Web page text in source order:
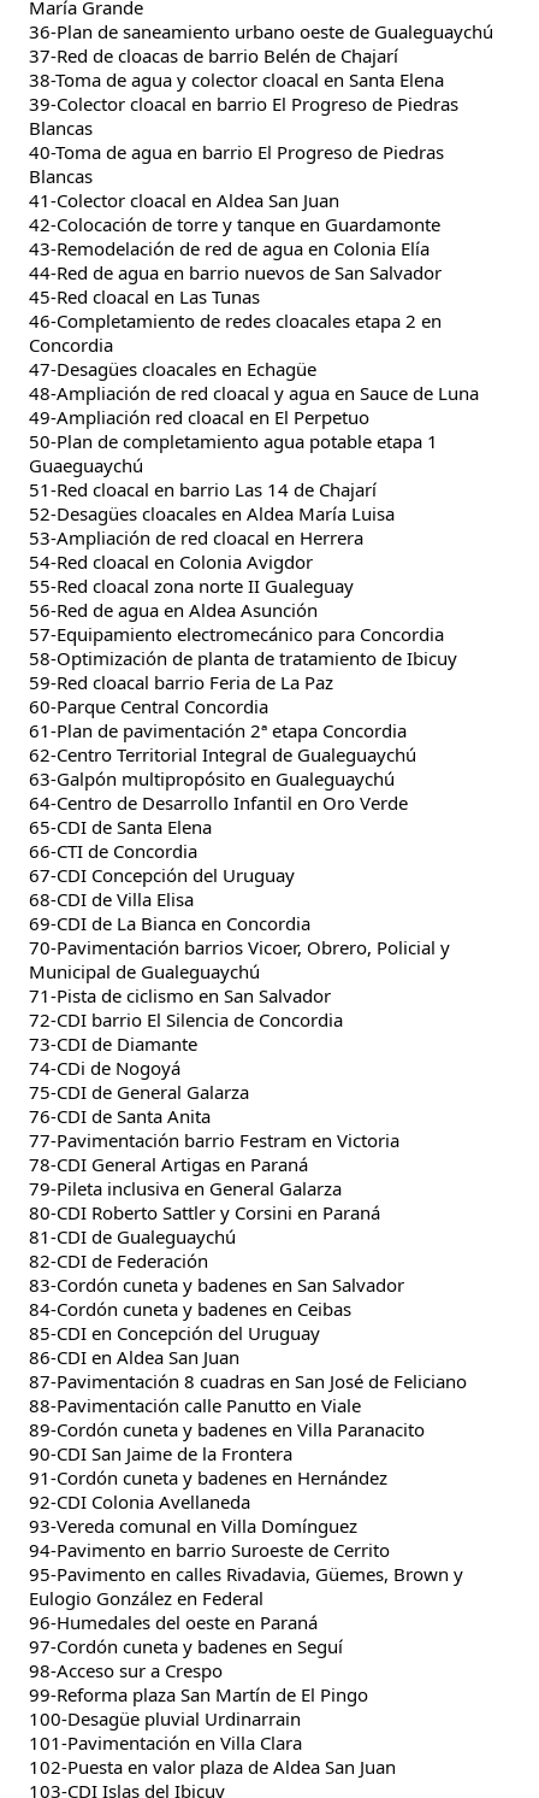
María Grande
36-Plan de saneamiento urbano oeste de Gualeguaychú
37-Red de cloacas de barrio Belén de Chajarí
38-Toma de agua y colector cloacal en Santa Elena
39-Colector cloacal en barrio El Progreso de Piedras
Blancas
40-Toma de agua en barrio El Progreso de Piedras
Blancas
41-Colector cloacal en Aldea San Juan
42-Colocación de torre y tanque en Guardamonte
43-Remodelación de red de agua en Colonia Elía
44-Red de agua en barrio nuevos de San Salvador
45-Red cloacal en Las Tunas
46-Completamiento de redes cloacales etapa 2 en
Concordia
47-Desagües cloacales en Echagüe
48-Ampliación de red cloacal y agua en Sauce de Luna
49-Ampliación red cloacal en El Perpetuo
50-Plan de completamiento agua potable etapa 1
Guaeguaychú
51-Red cloacal en barrio Las 14 de Chajarí
52-Desagües cloacales en Aldea María Luisa
53-Ampliación de red cloacal en Herrera
54-Red cloacal en Colonia Avigdor
55-Red cloacal zona norte II Gualeguay
56-Red de agua en Aldea Asunción
57-Equipamiento electromecánico para Concordia
58-Optimización de planta de tratamiento de Ibicuy
59-Red cloacal barrio Feria de La Paz
60-Parque Central Concordia
61-Plan de pavimentación 2ª etapa Concordia
62-Centro Territorial Integral de Gualeguaychú
63-Galpón multipropósito en Gualeguaychú
64-Centro de Desarrollo Infantil en Oro Verde
65-CDI de Santa Elena
66-CTI de Concordia
67-CDI Concepción del Uruguay
68-CDI de Villa Elisa
69-CDI de La Bianca en Concordia
70-Pavimentación barrios Vicoer, Obrero, Policial y
Municipal de Gualeguaychú
71-Pista de ciclismo en San Salvador
72-CDI barrio El Silencia de Concordia
73-CDI de Diamante
74-CDi de Nogoyá
75-CDI de General Galarza
76-CDI de Santa Anita
77-Pavimentación barrio Festram en Victoria
78-CDI General Artigas en Paraná
79-Pileta inclusiva en General Galarza
80-CDI Roberto Sattler y Corsini en Paraná
81-CDI de Gualeguaychú
82-CDI de Federación
83-Cordón cuneta y badenes en San Salvador
84-Cordón cuneta y badenes en Ceibas
85-CDI en Concepción del Uruguay
86-CDI en Aldea San Juan
87-Pavimentación 8 cuadras en San José de Feliciano
88-Pavimentación calle Panutto en Viale
89-Cordón cuneta y badenes en Villa Paranacito
90-CDI San Jaime de la Frontera
91-Cordón cuneta y badenes en Hernández
92-CDI Colonia Avellaneda
93-Vereda comunal en Villa Domínguez
94-Pavimento en barrio Suroeste de Cerrito
95-Pavimento en calles Rivadavia, Güemes, Brown y
Eulogio González en Federal
96-Humedales del oeste en Paraná
97-Cordón cuneta y badenes en Seguí
98-Acceso sur a Crespo
99-Reforma plaza San Martín de El Pingo
100-Desagüe pluvial Urdinarrain
101-Pavimentación en Villa Clara
102-Puesta en valor plaza de Aldea San Juan
103-CDI Islas del Ibicuy